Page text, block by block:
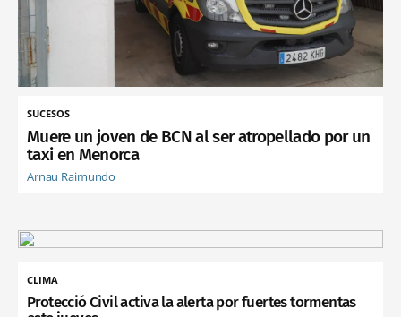
SUCESOS
Muere un joven de BCN al ser atropellado por un
taxi en Menorca
Arnau Raimundo
CLIMA
Protecció Civil activa la alerta por fuertes tormentas